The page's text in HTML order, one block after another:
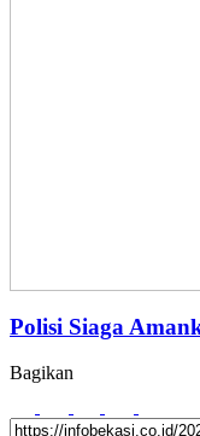
Polisi Siaga
Bagikan